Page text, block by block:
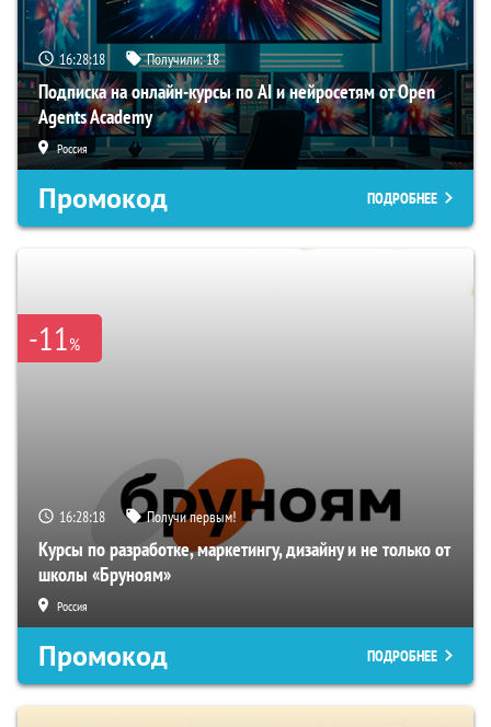
16:28:17 Получили:18
Подписка на онлайн-курсы по AI и нейросетям от Open
Agents Academy
Россия
Промокод ПОДРОБНЕЕ
-11%
16:28:17 Получи первым!
Курсы по разработке, маркетингу, дизайну и не только от
школы «Бруноям»
Россия
Промокод ПОДРОБНЕЕ